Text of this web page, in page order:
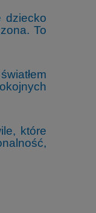
dziecko
To
które